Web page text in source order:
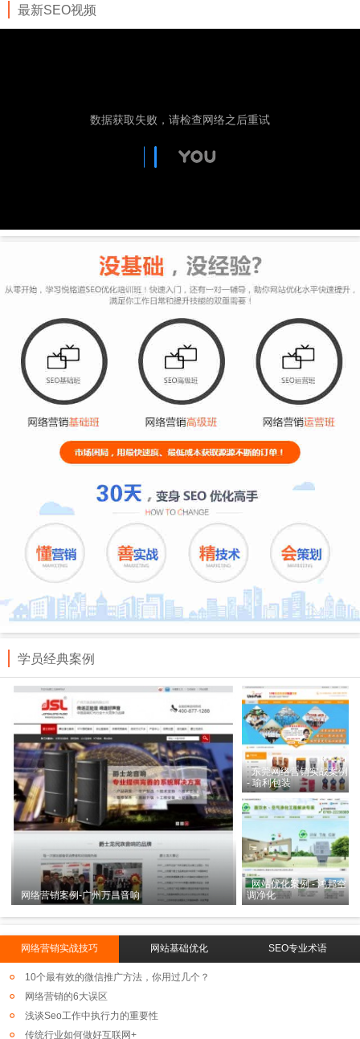
最新SEO视频
学员经典案例
网络营销案例-广州万昌音响
东莞网络营销实战案例
- 瑜利包装
网站优化案例 - 鸿邦空
调净化
网络营销实战技巧 网站基础优化 SEO专业术语
10个最有效的微信推广方法，你用过几个？
网络营销的6大误区
浅谈Seo工作中执行力的重要性
传统行业如何做好互联网+